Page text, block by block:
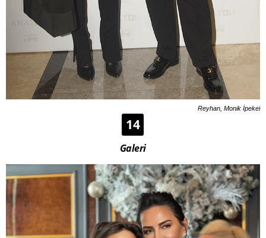
Reyhan, Monik İpekel
14
Galeri